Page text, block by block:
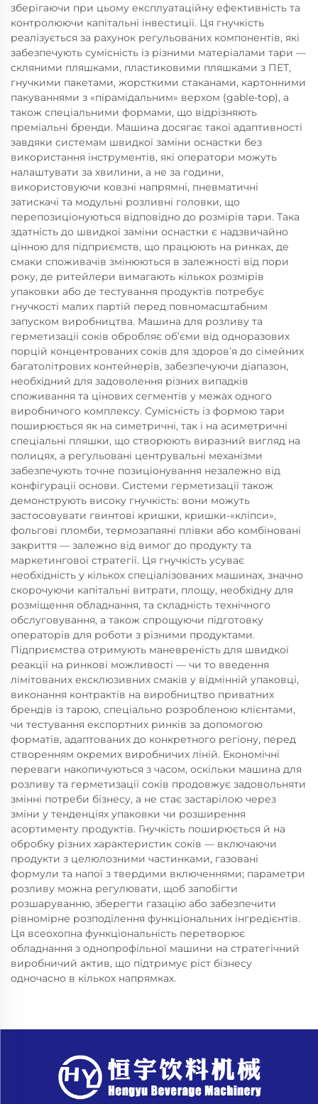
зберігаючи при цьому експлуатаційну ефективність та
контролюючи капітальні інвестиції. Ця гнучкість
реалізується за рахунок регульованих компонентів, які
забезпечують сумісність із різними матеріалами тари —
скляними пляшками, пластиковими пляшками з ПЕТ,
гнучкими пакетами, жорсткими стаканами, картонними
пакуваннями з «пірамідальним» верхом (gable-top), а
також спеціальними формами, що відрізняють
преміальні бренди. Машина досягає такої адаптивності
завдяки системам швидкої заміни оснастки без
використання інструментів, які оператори можуть
налаштувати за хвилини, а не за години,
використовуючи ковзні напрямні, пневматичні
затискачі та модульні розливні головки, що
перепозиціонуються відповідно до розмірів тари. Така
здатність до швидкої заміни оснастки є надзвичайно
цінною для підприємств, що працюють на ринках, де
смаки споживачів змінюються в залежності від пори
року, де ритейлери вимагають кількох розмірів
упаковки або де тестування продуктів потребує
гнучкості малих партій перед повномасштабним
запуском виробництва. Машина для розливу та
герметизації соків обробляє об’єми від одноразових
порцій концентрованих соків для здоров’я до сімейних
багатолітрових контейнерів, забезпечуючи діапазон,
необхідний для задоволення різних випадків
споживання та цінових сегментів у межах одного
виробничого комплексу. Сумісність із формою тари
поширюється як на симетричні, так і на асиметричні
спеціальні пляшки, що створюють виразний вигляд на
полицях, а регульовані центрувальні механізми
забезпечують точне позиціонування незалежно від
конфігурації основи. Системи герметизації також
демонструють високу гнучкість: вони можуть
застосовувати гвинтові кришки, кришки-«кліпси»,
фольгові пломби, термозапаяні плівки або комбіновані
закриття — залежно від вимог до продукту та
маркетингової стратегії. Ця гнучкість усуває
необхідність у кількох спеціалізованих машинах, значно
скорочуючи капітальні витрати, площу, необхідну для
розміщення обладнання, та складність технічного
обслуговування, а також спрощуючи підготовку
операторів для роботи з різними продуктами.
Підприємства отримують маневреність для швидкої
реакції на ринкові можливості — чи то введення
лімітованих ексклюзивних смаків у відмінній упаковці,
виконання контрактів на виробництво приватних
брендів із тарою, спеціально розробленою клієнтами,
чи тестування експортних ринків за допомогою
форматів, адаптованих до конкретного регіону, перед
створенням окремих виробничих ліній. Економічні
переваги накопичуються з часом, оскільки машина для
розливу та герметизації соків продовжує задовольняти
змінні потреби бізнесу, а не стає застарілою через
зміни у тенденціях упаковки чи розширення
асортименту продуктів. Гнучкість поширюється й на
обробку різних характеристик соків — включаючи
продукти з целюлозними частинками, газовані
формули та напої з твердими включеннями; параметри
розливу можна регулювати, щоб запобігти
розшаруванню, зберегти газацію або забезпечити
рівномірне розподілення функціональних інгредієнтів.
Ця всеохопна функціональність перетворює
обладнання з однопрофільної машини на стратегічний
виробничий актив, що підтримує ріст бізнесу
одночасно в кількох напрямках.